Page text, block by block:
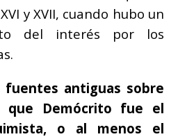
y XVII, cuando hubo un
del interés por los
fuentes antiguas sobre
que Demócrito fue el
o al menos el